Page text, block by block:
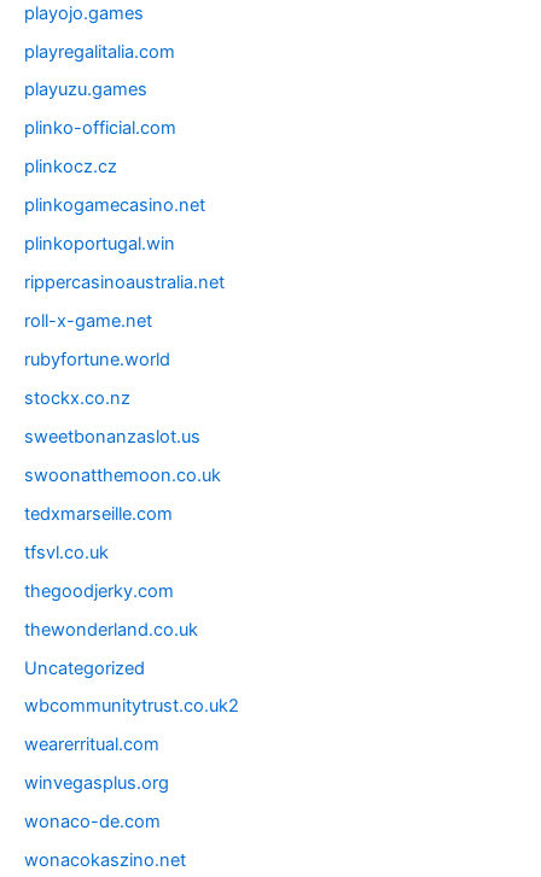
playojo.games
playregalitalia.com
playuzu.games
plinko-official.com
plinkocz.cz
plinkogamecasino.net
plinkoportugal.win
rippercasinoaustralia.net
roll-x-game.net
rubyfortune.world
stockx.co.nz
sweetbonanzaslot.us
swoonatthemoon.co.uk
tedxmarseille.com
tfsvl.co.uk
thegoodjerky.com
thewonderland.co.uk
Uncategorized
wbcommunitytrust.co.uk2
wearerritual.com
winvegasplus.org
wonaco-de.com
wonacokaszino.net